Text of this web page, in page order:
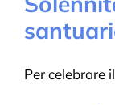
Per celebrare